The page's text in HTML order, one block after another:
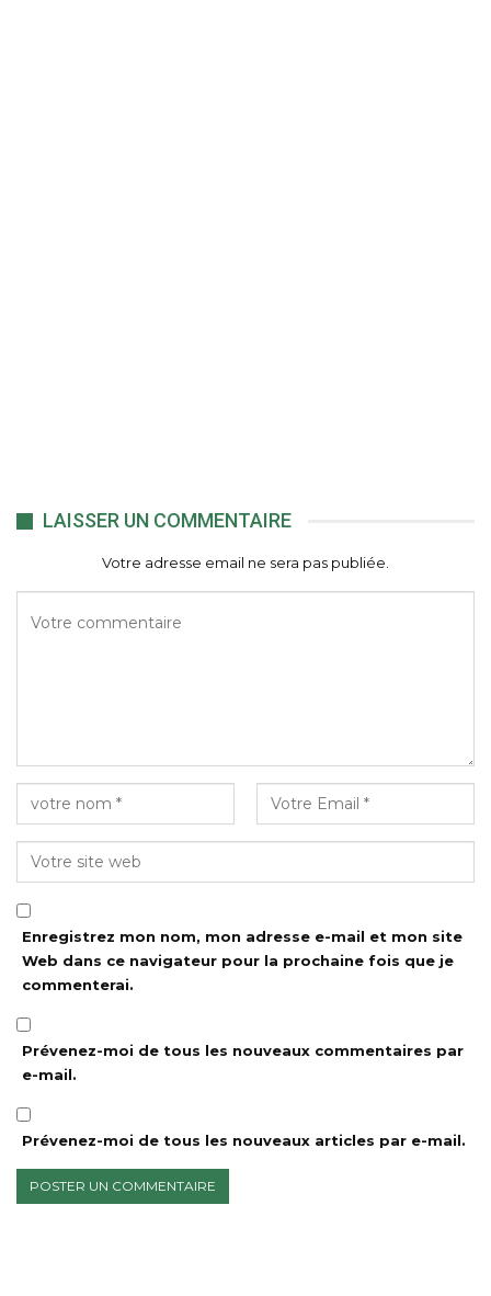
LAISSER UN COMMENTAIRE
Votre adresse email ne sera pas publiée.
Enregistrez mon nom, mon adresse e-mail et mon site
Web dans ce navigateur pour la prochaine fois que je
commenterai.
Prévenez-moi de tous les nouveaux commentaires par
e-mail.
Prévenez-moi de tous les nouveaux articles par e-mail.